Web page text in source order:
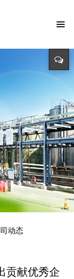
测试）
牌
地 创造氯乙酸国际
动态
贡献优秀企